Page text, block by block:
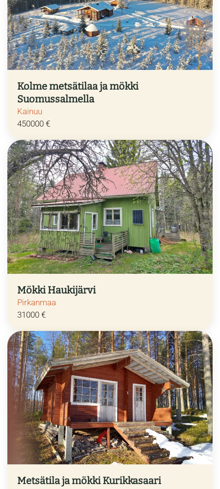
Kolme metsätilaa ja mökki
Suomussalmella
Kainuu
450000 €
Mökki Haukijärvi
Pirkanmaa
31000 €
Metsätila ja mökki Kurikkasaari